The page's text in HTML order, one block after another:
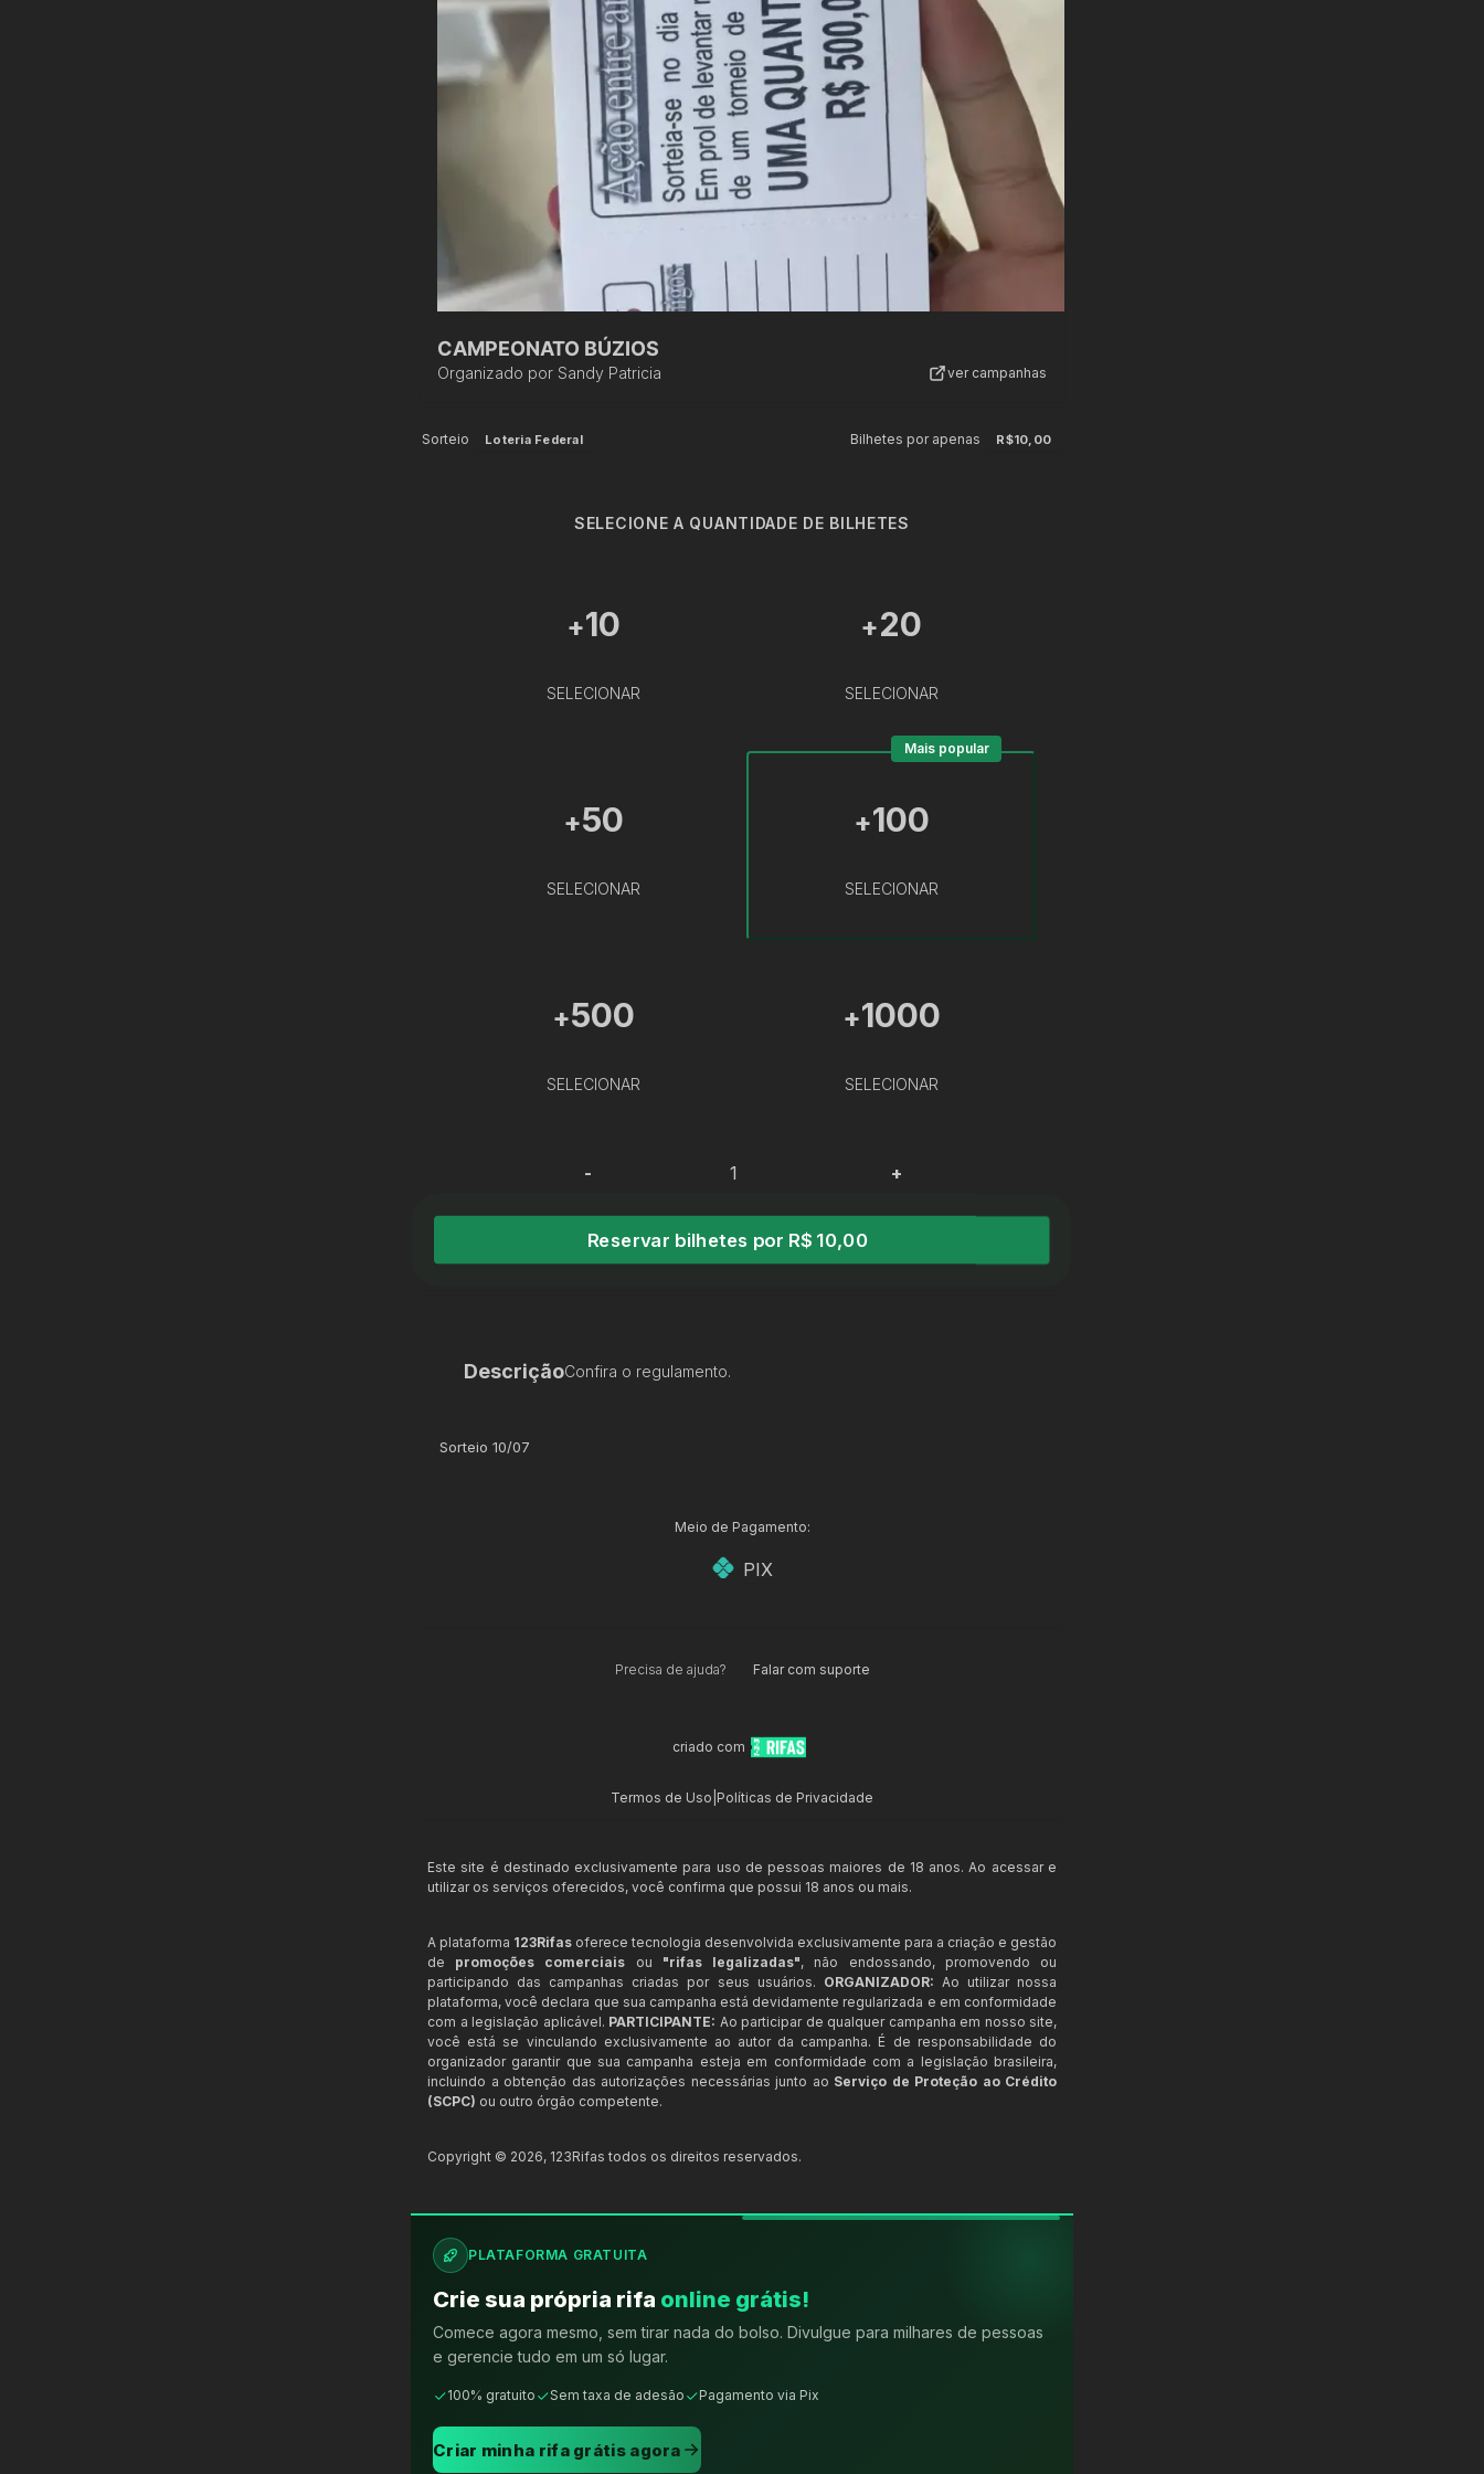
CAMPEONATO BÚZIOS
Organizado por Sandy Patricia ver campanhas
Sorteio Loteria Federal Bilhetes por apenas R$10,00
SELECIONE A QUANTIDADE DE BILHETES
+10
SELECIONAR
+20
SELECIONAR
+50
SELECIONAR
+100
SELECIONAR
Mais popular
+500
SELECIONAR
+1000
SELECIONAR
- +
Reservar bilhetes por R$ 10,00
DescriçãoConfira o regulamento.
Sorteio 10/07
Meio de Pagamento:
PIX
Precisa de ajuda? Falar com suporte
criado com
Termos de Uso Políticas de Privacidade
Este site é destinado exclusivamente para uso de pessoas maiores de 18 anos. Ao acessar e
utilizar os serviços oferecidos, você confirma que possui 18 anos ou mais.
A plataforma 123Rifas oferece tecnologia desenvolvida exclusivamente para a criação e gestão
de promoções comerciais ou "rifas legalizadas", não endossando, promovendo ou
participando das campanhas criadas por seus usuários. ORGANIZADOR: Ao utilizar nossa
plataforma, você declara que sua campanha está devidamente regularizada e em conformidade
com a legislação aplicável. PARTICIPANTE: Ao participar de qualquer campanha em nosso site,
você está se vinculando exclusivamente ao autor da campanha. É de responsabilidade do
organizador garantir que sua campanha esteja em conformidade com a legislação brasileira,
incluindo a obtenção das autorizações necessárias junto ao Serviço de Proteção ao Crédito
(SCPC) ou outro órgão competente.
Copyright © 2026, 123Rifas todos os direitos reservados.
PLATAFORMA GRATUITA
Crie sua própria rifa online grátis!
Comece agora mesmo, sem tirar nada do bolso. Divulgue para milhares de pessoas
e gerencie tudo em um só lugar.
100% gratuito Sem taxa de adesão Pagamento via Pix
Criar minha rifa grátis agora